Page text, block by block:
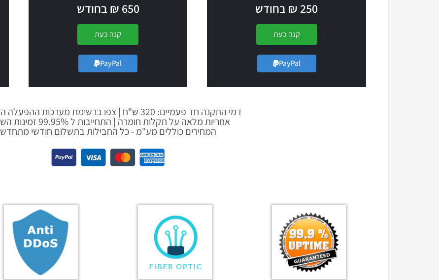
250 ₪ בחודש
קנה כעת
PayPal
650 ₪ בחודש
קנה כעת
PayPal
דמי התקנה חד פעמיים: 320 ש"ח | צפו ברשימת מערכות ההפעלה המוצעות
אחריות מלאה על תקלות חומרה | התחייבות ל 99.95% זמינות השירות
המחירים כוללים מע"מ - כל החבילות בתשלום חודשי מתחדש